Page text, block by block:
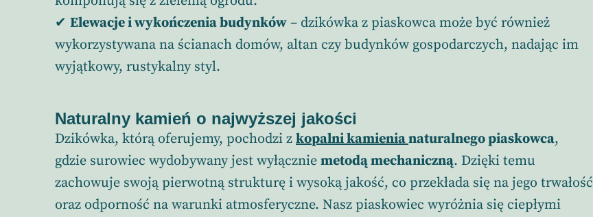
✔ Elewacje i wykończenia budynków – dzikówka z piaskowca może być również
wykorzystywana na ścianach domów, altan czy budynków gospodarczych, nadając im
wyjątkowy, rustykalny styl.
Naturalny kamień o najwyższej jakości
Dzikówka, którą oferujemy, pochodzi z kopalni kamienianaturalnego piaskowca,
gdzie surowiec wydobywany jest wyłącznie metodą mechaniczną. Dzięki temu
zachowuje swoją pierwotną strukturę i wysoką jakość, co przekłada się na jego trwałość
oraz odporność na warunki atmosferyczne. Nasz piaskowiec wyróżnia się ciepłymi